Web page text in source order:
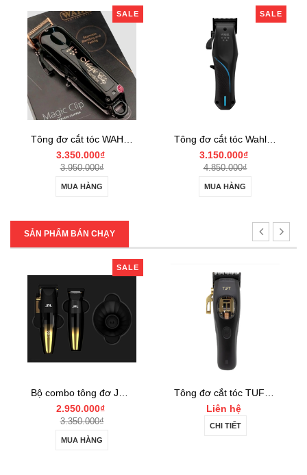
SALE
3.150.000₫
4.850.000₫
MUA HÀNG
SALE
Bộ tông đơ WAHL BARBER COMBO Cordless
5.800.000₫
6.500.000₫
MUA HÀNG
SẢN PHẨM BÁN CHẠY
Liên hệ
CHI TIẾT
Liên hệ
CHI TIẾT